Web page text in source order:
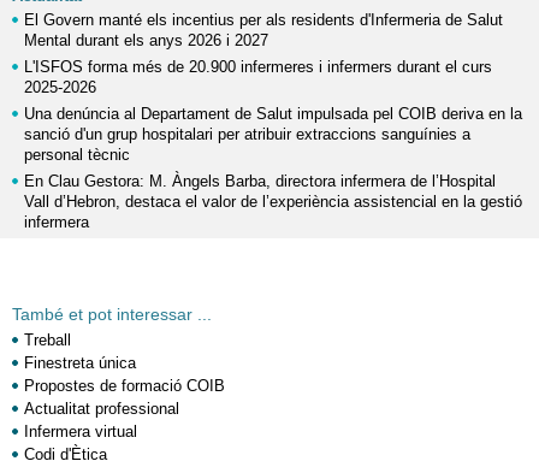
El Govern manté els incentius per als residents d'Infermeria de Salut
Mental durant els anys 2026 i 2027
L'ISFOS forma més de 20.900 infermeres i infermers durant el curs
2025-2026
Una denúncia al Departament de Salut impulsada pel COIB deriva en la
sanció d'un grup hospitalari per atribuir extraccions sanguínies a
personal tècnic
En Clau Gestora: M. Àngels Barba, directora infermera de l’Hospital
Vall d’Hebron, destaca el valor de l’experiència assistencial en la gestió
infermera
També et pot interessar ...
Treball
Finestreta única
Propostes de formació COIB
Actualitat professional
Infermera virtual
Codi d'Ètica